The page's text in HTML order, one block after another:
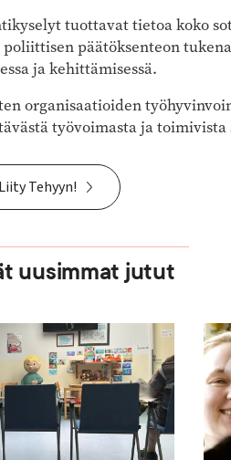
tuottavat tietoa koko
päätöksenteon
ja kehittämisessä.
organisaatioiden
työvoimasta ja toimivista
Liity Tehyyn!
uusimmat jutut